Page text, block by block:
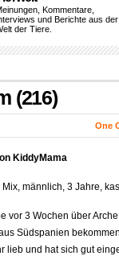
Kommentare,
und Berichte aus der
der Tiere.
(216)
One
KiddyMama
männlich, 3 Jahre,
vor 3 Wochen über
Südspanien
lieb und hat sich gut